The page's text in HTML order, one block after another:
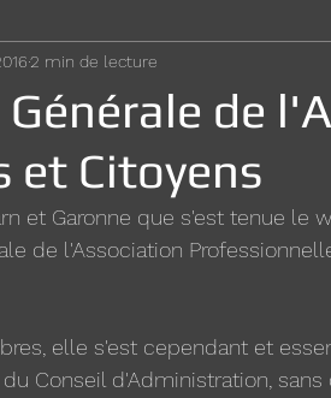
de
et Citoyens
2 min de lecture
et Garonne que s'est tenue le
de l'Association
elle s'est cependant et
Conseil d'Administration,